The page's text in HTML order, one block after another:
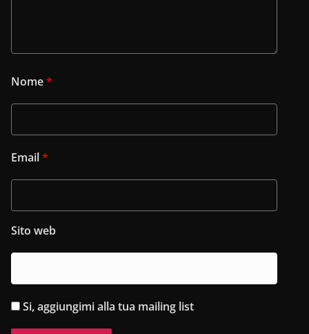
Nome*
Email*
Sito web
Si, aggiungimi alla tua mailing list